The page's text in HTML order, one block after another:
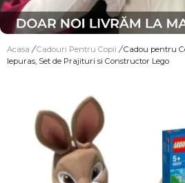
Acasa / Cadouri Pentru Copii / Cadou pentru
Iepuras, Set de Prajituri si Constructor Lego